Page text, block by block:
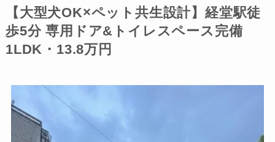
【大型犬OK×ペット共生設計】経堂駅徒
歩5分 専用ドア&トイレスペース完備
1LDK・13.8万円